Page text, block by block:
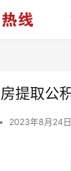
提取公
• 2023年8月24